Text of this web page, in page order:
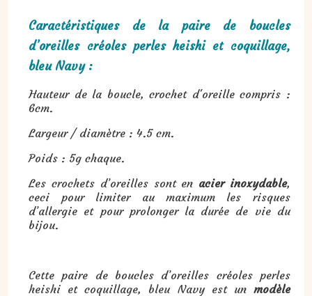
Caractéristiques de la paire de boucles
d’oreilles créoles perles heishi et coquillage,
bleu Navy :
Hauteur de la boucle, crochet d'oreille compris :
6cm.
Largeur / diamètre : 4.5 cm.
Poids : 5g chaque.
Les crochets d’oreilles sont en acier inoxydable,
ceci pour limiter au maximum les risques
d’allergie et pour prolonger la durée de vie du
bijou.
Cette paire de boucles d’oreilles créoles perles
heishi et coquillage, bleu Navy est un modèle